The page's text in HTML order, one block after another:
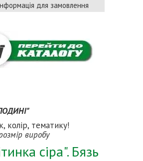
для замовлення
колір, тематику!
виробу
сіра". Бязь